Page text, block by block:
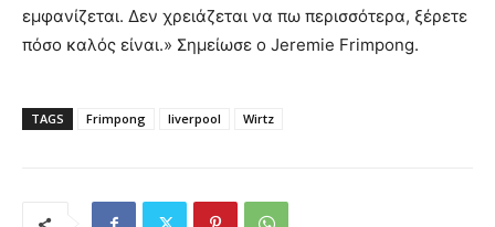
εμφανίζεται. Δεν χρειάζεται να πω περισσότερα, ξέρετε
πόσο καλός είναι.» Σημείωσε ο Jeremie Frimpong.
TAGS Frimpong liverpool Wirtz